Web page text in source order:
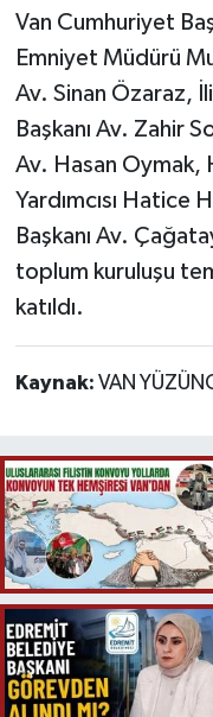
Van Cumhuriyet
Emniyet Müdürü
Av. Sinan Özaraz,
Başkanı Av. Zahir
Av. Hasan Oymak,
Yardımcısı Hatice
Başkanı Av.
toplum kuruluşu
katıldı.
Kaynak: VAN